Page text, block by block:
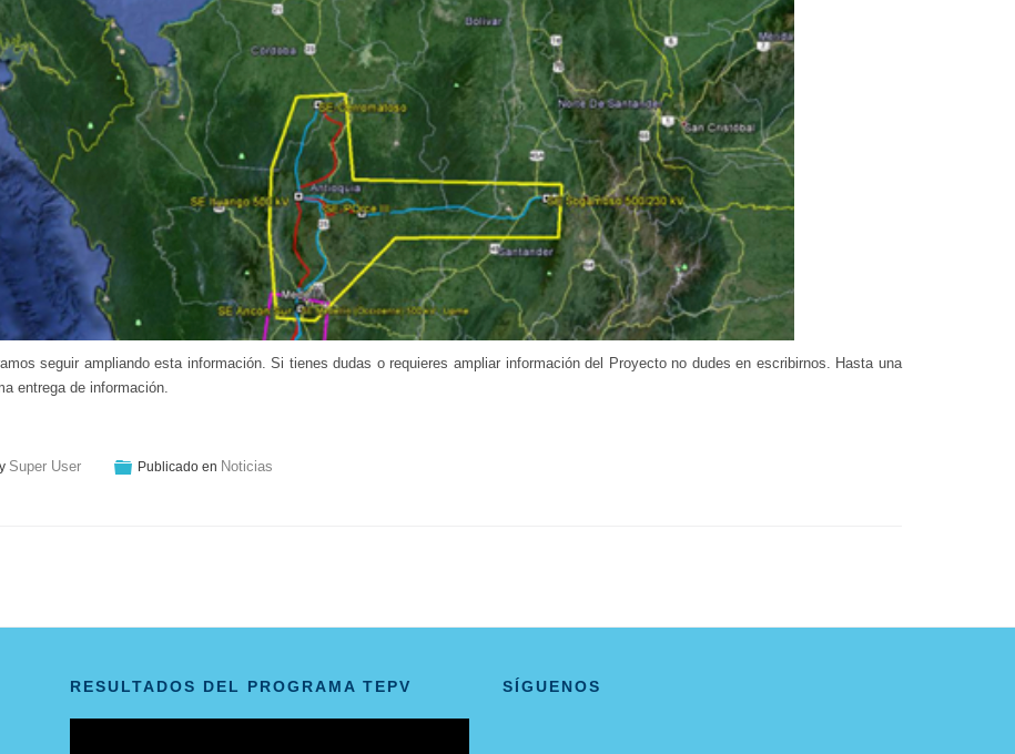
seguir ampliando esta información. Si tienes dudas o requieres ampliar información del Proyecto no dudes en escribirnos. Hasta una
entrega de información.
Super User Publicado en Noticias
RESULTADOS DEL PROGRAMA TEPV SÍGUENOS